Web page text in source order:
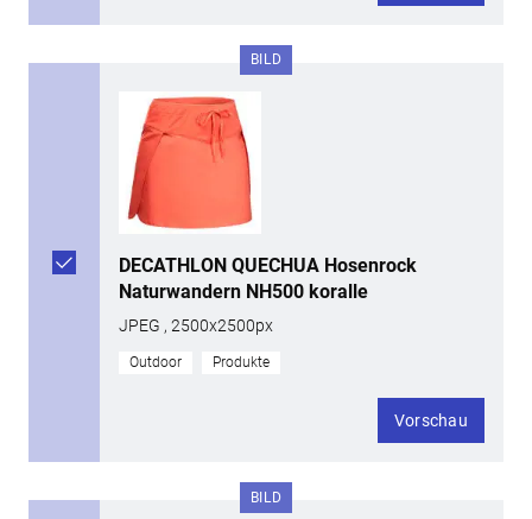
BILD
DECATHLON QUECHUA Hosenrock
Naturwandern NH500 koralle
JPEG , 2500x2500px
Outdoor Produkte
Vorschau
BILD